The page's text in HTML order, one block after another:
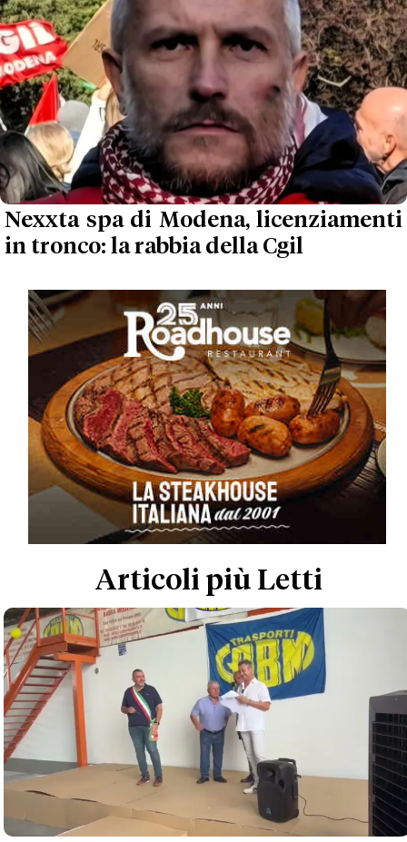
Nexxta spa di Modena, licenziamenti
in tronco: la rabbia della Cgil
Articoli più Letti